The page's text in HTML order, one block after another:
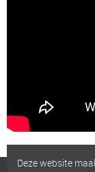
Deze website